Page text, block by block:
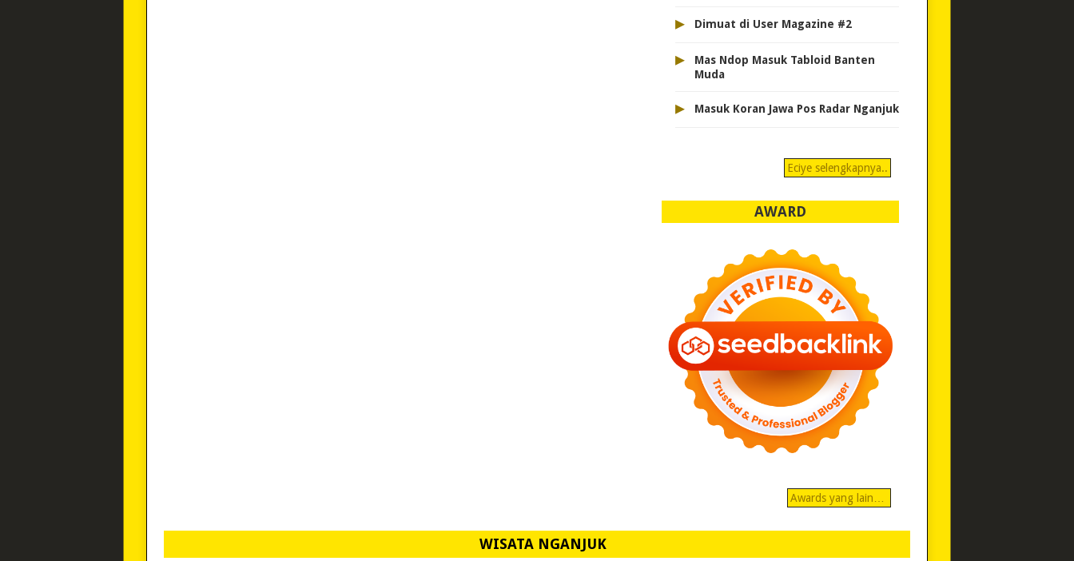
▸ Dimuat di User Magazine #2
▸
Mas Ndop Masuk Tabloid Banten
Muda
▸ Masuk Koran Jawa Pos Radar Nganjuk
Eciye selengkapnya..
AWARD
Awards yang lain…
WISATA NGANJUK